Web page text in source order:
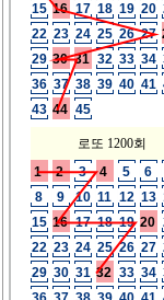
15 16 17 18 19 20
22 23 24 25 26 27
29 30 31 32 33 34
36 37 38 39 40 41
43 44 45
로또 1200회
1
2 3 4 5
6
8
9 10 11 12 13
15 16 17 18 19 20
22 23 24 25 26 27
29 30 31 32 33 34